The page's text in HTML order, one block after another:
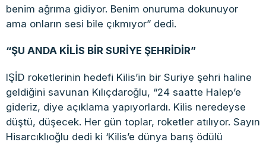
benim ağrıma gidiyor. Benim onuruma dokunuyor
ama onların sesi bile çıkmıyor” dedi.
“ŞU ANDA KİLİS BİR SURİYE ŞEHRİDİR”
IŞİD roketlerinin hedefi Kilis’in bir Suriye şehri haline
geldiğini savunan Kılıçdaroğlu, “24 saatte Halep’e
gideriz, diye açıklama yapıyorlardı. Kilis neredeyse
düştü, düşecek. Her gün toplar, roketler atılıyor. Sayın
Hisarcıklıoğlu dedi ki ‘Kilis’e dünya barış ödülü